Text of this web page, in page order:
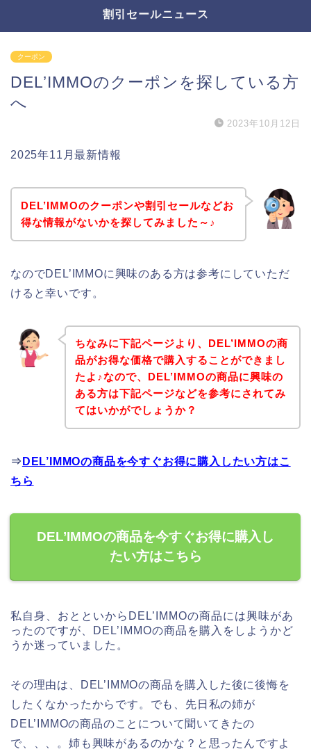
割引セールニュース
クーポン
DEL’IMMOのクーポンを探している方
へ
2023年10月12日
2025年11月最新情報
DEL’IMMOのクーポンや割引セールなどお
得な情報がないかを探してみました～♪
なのでDEL’IMMOに興味のある方は参考にしていただ
けると幸いです。
ちなみに下記ページより、DEL’IMMOの商
品がお得な価格で購入することができまし
たよ♪なので、DEL’IMMOの商品に興味の
ある方は下記ページなどを参考にされてみ
てはいかがでしょうか？
⇒ DEL’IMMOの商品を今すぐお得に購入したい方はこ
ちら
DEL’IMMOの商品を今すぐお得に購入し
たい方はこちら
私自身、おとといからDEL’IMMOの商品には興味があ
ったのですが、DEL’IMMOの商品を購入をしようかど
うか迷っていました。
その理由は、DEL’IMMOの商品を購入した後に後悔を
したくなかったからです。でも、先日私の姉が
DEL’IMMOの商品のことについて聞いてきたの
で、、、。姉も興味があるのかな？と思ったんですよ